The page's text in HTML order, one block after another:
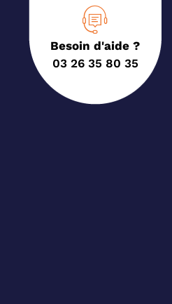
Besoin d'aide ?
03 26 35 80 35